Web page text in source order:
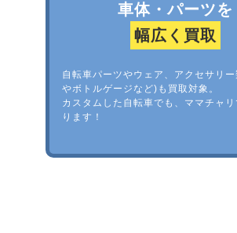
車体・パーツを
幅広く買取
自転車パーツやウェア、アクセサリー
やボトルゲージなど)も買取対象。
カスタムした自転車でも、ママチャ
ります！